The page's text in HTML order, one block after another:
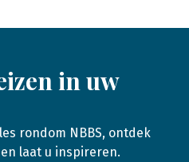
in uw
rondom NBBS, ontdek
laat u inspireren.